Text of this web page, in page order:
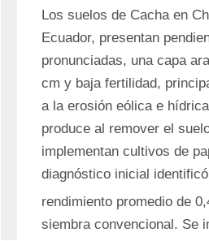
Los suelos de Cacha en
Ecuador, presentan
pronunciadas, una capa
cm y baja fertilidad,
a la erosión eólica e
produce al remover el
implementan cultivos de
diagnóstico inicial
rendimiento promedio de
siembra convencional. Se